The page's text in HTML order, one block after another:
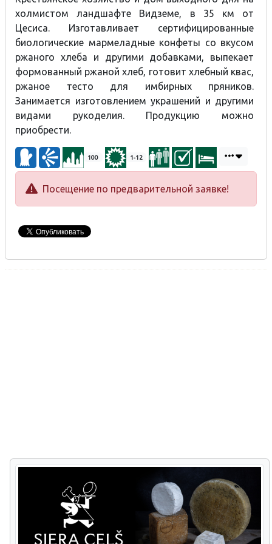
холмистом ландшафте Видземе, в 35 км от
Цесиса. Изготавливает сертифицированные
биологические мармеладные конфеты со вкусом
ржаного хлеба и другими добавками, выпекает
формованный ржаной хлеб, готовит хлебный квас,
ржаное тесто для имбирных пряников.
Занимается изготовлением украшений и другими
видами рукоделия. Продукцию можно
приобрести.
100 1-12
Посещение по предварительной заявке!